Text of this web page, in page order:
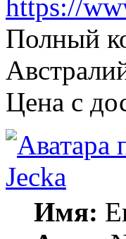
https://
Полный
Цена с
Jecka
Имя: